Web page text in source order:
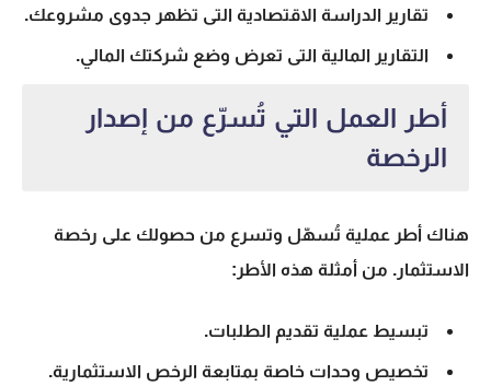
تقارير الدراسة الاقتصادية التى تظهر جدوى مشروعك.
التقارير المالية التى تعرض وضع شركتك المالي.
أطر العمل التي تُسرّع من إصدار
الرخصة
هناك أطر عملية تُسهّل وتسرع من حصولك على رخصة
الاستثمار. من أمثلة هذه الأطر:
تبسيط عملية تقديم الطلبات.
تخصيص وحدات خاصة بمتابعة الرخص الاستثمارية.